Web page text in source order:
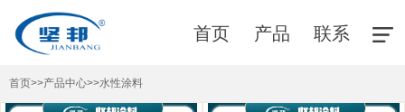
首页 产品 联系
首页>>产品中心>>水性涂料